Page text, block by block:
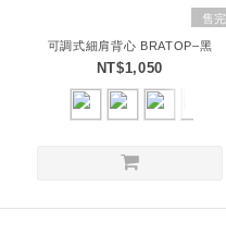
售完
可調式細肩背心 BRATOP–黑
NT$1,050